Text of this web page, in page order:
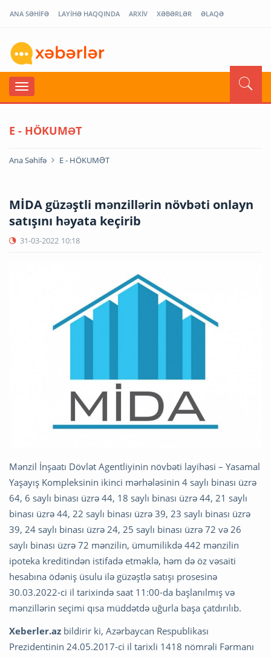
ANA SƏHİFƏ LAYİHƏ HAQQINDA ARXİV XƏBƏRLƏR ƏLAQƏ
E - HÖKUMƏT
Ana Səhifə E - HÖKUMƏT
MİDA güzəştli mənzillərin növbəti onlayn
satışını həyata keçirib
31-03-2022 10:18
Mənzil İnşaatı Dövlət Agentliyinin növbəti layihəsi – Yasamal
Yaşayış Kompleksinin ikinci mərhələsinin 4 saylı binası üzrə
64, 6 saylı binası üzrə 44, 18 saylı binası üzrə 44, 21 saylı
binası üzrə 44, 22 saylı binası üzrə 39, 23 saylı binası üzrə
39, 24 saylı binası üzrə 24, 25 saylı binası üzrə 72 və 26
saylı binası üzrə 72 mənzilin, ümumilikdə 442 mənzilin
ipoteka kreditindən istifadə etməklə, həm də öz vəsaiti
hesabına ödəniş üsulu ilə güzəştlə satışı prosesinə
30.03.2022-ci il tarixində saat 11:00-da başlanılmış və
mənzillərin seçimi qısa müddətdə uğurla başa çatdırılıb.
Xeberler.az bildirir ki, Azərbaycan Respublikası
Prezidentinin 24.05.2017-ci il tarixli 1418 nömrəli Fərmanı